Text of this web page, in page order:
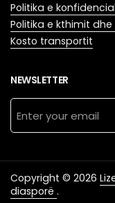
Politika e
Politika e kthimit
Kosto transportit
NEWSLETTER
Copyright © 2026
diasporë .